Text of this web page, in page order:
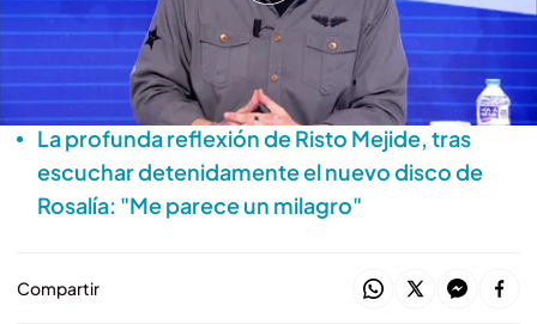
El presentador de 'Todo es mentira', en contra
de las opiniones de sus compañeros sobre la
actuación del puertorriqueño en la Super Bowl
La profunda reflexión de Risto Mejide, tras
escuchar detenidamente el nuevo disco de
Rosalía: "Me parece un milagro"
Compartir